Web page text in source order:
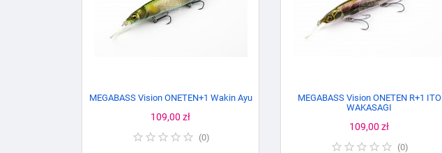
MEGABASS Vision ONETEN+1 Wakin Ayu
Cena
109,00 zł
(0)
MEGABASS Vision ONETEN R+1 ITO
WAKASAGI
Cena
109,00 zł
(0)